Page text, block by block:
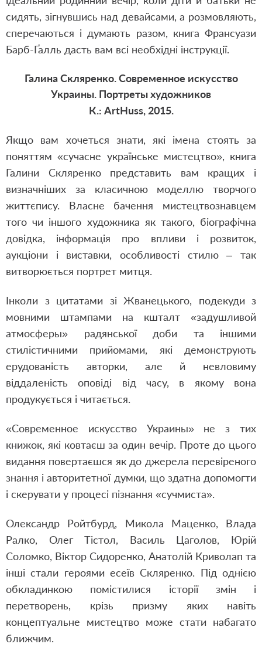
сидять, зігнувшись над девайсами, а розмовляють,
сперечаються і думають разом, книга Франсуази
Барб-Ґалль дасть вам всі необхідні інструкції.
Галина Скляренко. Современное искусство
Украины. Портреты художников
К.: ArtHuss, 2015.
Якщо вам хочеться знати, які імена стоять за
поняттям «сучасне українське мистецтво», книга
Галини Скляренко представить вам кращих і
визначніших за класичною моделлю творчого
життєпису. Власне бачення мистецтвознавцем
того чи іншого художника як такого, біографічна
довідка, інформація про впливи і розвиток,
аукціони і виставки, особливості стилю ‒ так
витворюється портрет митця.
Інколи з цитатами зі Жванецького, подекуди з
мовними штампами на кшталт «задушливой
атмосферы» радянської доби та іншими
стилістичними прийомами, які демонструють
ерудованість авторки, але й невловиму
віддаленість оповіді від часу, в якому вона
продукується і читається.
«Современное искусство Украины» не з тих
книжок, які ковтаєш за один вечір. Проте до цього
видання повертаєшся як до джерела перевіреного
знання і авторитетної думки, що здатна допомогти
і скерувати у процесі пізнання «сучмиста».
Олександр Ройтбурд, Микола Маценко, Влада
Ралко, Олег Тістол, Василь Цаголов, Юрій
Соломко, Віктор Сидоренко, Анатолій Криволап та
інші стали героями есеїв Скляренко. Під однією
обкладинкою помістилися історії змін і
перетворень, крізь призму яких навіть
концептуальне мистецтво може стати набагато
ближчим.